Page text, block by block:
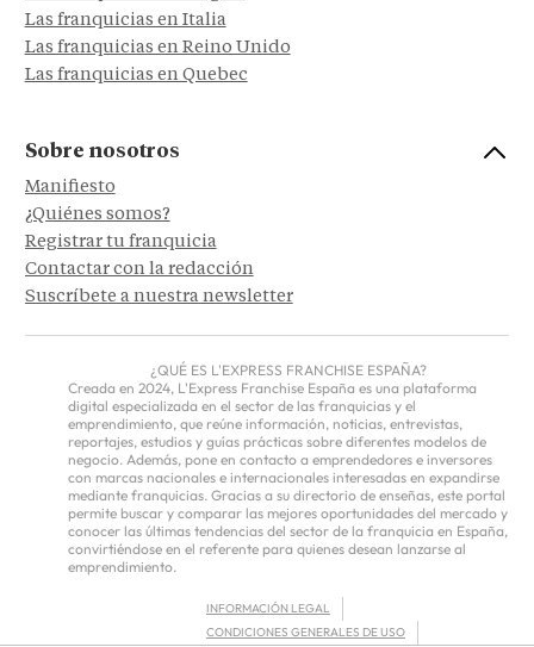
Las franquicias en Italia
Las franquicias en Reino Unido
Las franquicias en Quebec
Sobre nosotros
Manifiesto
¿Quiénes somos?
Registrar tu franquicia
Contactar con la redacción
Suscríbete a nuestra newsletter
¿QUÉ ES L'EXPRESS FRANCHISE ESPAÑA?
Creada en 2024, L'Express Franchise España es una plataforma
digital especializada en el sector de las franquicias y el
emprendimiento, que reúne información, noticias, entrevistas,
reportajes, estudios y guías prácticas sobre diferentes modelos de
negocio. Además, pone en contacto a emprendedores e inversores
con marcas nacionales e internacionales interesadas en expandirse
mediante franquicias. Gracias a su directorio de enseñas, este portal
permite buscar y comparar las mejores oportunidades del mercado y
conocer las últimas tendencias del sector de la franquicia en España,
convirtiéndose en el referente para quienes desean lanzarse al
emprendimiento.
INFORMACIÓN LEGAL
CONDICIONES GENERALES DE USO